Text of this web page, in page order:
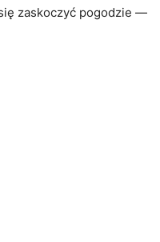
zaskoczyć pogodzie‌ —